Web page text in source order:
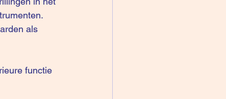
als
functie